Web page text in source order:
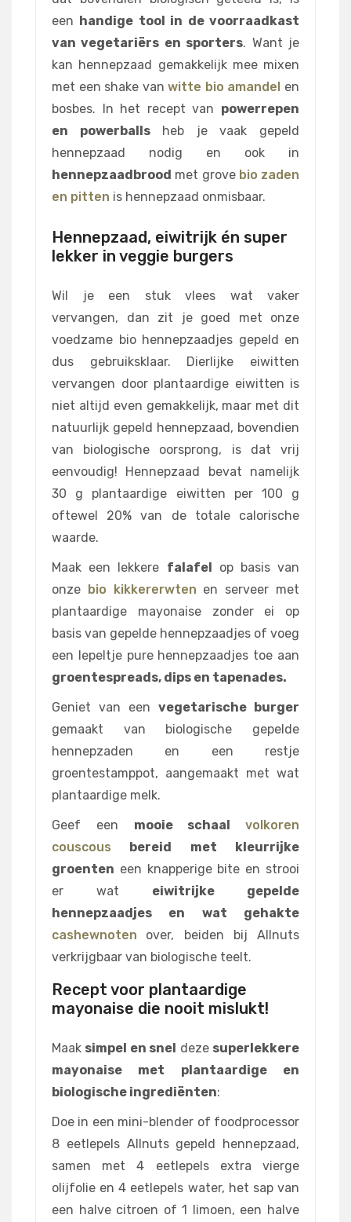
een handige tool in de voorraadkast
van vegetariërs en sporters. Want je
kan hennepzaad gemakkelijk mee mixen
met een shake vanwitte bio amandel en
bosbes. In het recept van powerrepen
en powerballsheb je vaak gepeld
hennepzaad nodig en ook in
hennepzaadbrood met grove bio zaden
en pitten is hennepzaad onmisbaar.
Hennepzaad, eiwitrijk én super
lekker in veggie burgers
Wil je een stuk vlees wat vaker
vervangen, dan zit je goed met onze
voedzame bio hennepzaadjes gepeld en
dus gebruiksklaar. Dierlijke eiwitten
vervangen door plantaardige eiwitten is
niet altijd even gemakkelijk, maar met dit
natuurlijk gepeld hennepzaad, bovendien
van biologische oorsprong, is dat vrij
eenvoudig! Hennepzaad bevat namelijk
30 g plantaardige eiwitten per 100 g
oftewel 20% van de totale calorische
waarde.
Maak een lekkere falafel op basis van
onze bio kikkererwten en serveer met
plantaardige mayonaise zonder ei op
basis van gepelde hennepzaadjes of voeg
een lepeltje pure hennepzaadjes toe aan
groentespreads, dips en tapenades.
Geniet van een vegetarische burger
gemaakt van biologische gepelde
hennepzaden en een restje
groentestamppot, aangemaakt met wat
plantaardige melk.
Geef een mooie schaal volkoren
couscous bereid met kleurrijke
groenten een knapperige bite en strooi
er wat eiwitrijke gepelde
hennepzaadjes en wat gehakte
cashewnoten
over, beiden bij Allnuts
verkrijgbaar van biologische teelt.
Recept voor plantaardige
mayonaise die nooit mislukt!
Maak simpel en snel deze superlekkere
mayonaise met plantaardige en
biologische ingrediënten:
Doe in een mini-blender of foodprocessor
8 eetlepels Allnuts gepeld hennepzaad,
samen met 4 eetlepels extra vierge
olijfolie en 4 eetlepels water, het sap van
een halve citroen of 1 limoen, een halve